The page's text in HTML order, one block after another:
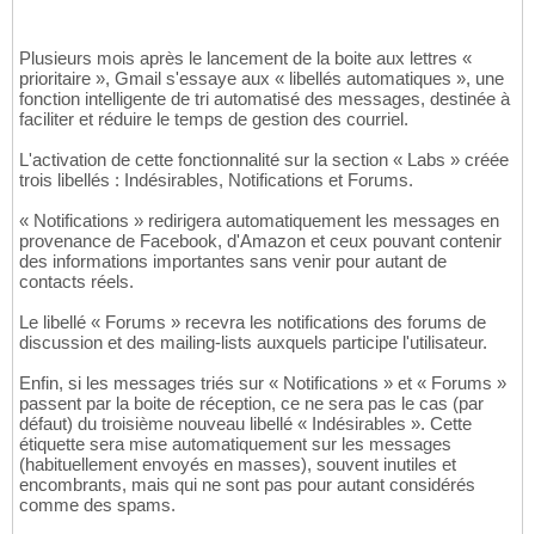
Plusieurs mois après le lancement de la boite aux lettres «
prioritaire », Gmail s'essaye aux « libellés automatiques », une
fonction intelligente de tri automatisé des messages, destinée à
faciliter et réduire le temps de gestion des courriel.
L'activation de cette fonctionnalité sur la section « Labs » créée
trois libellés : Indésirables, Notifications et Forums.
« Notifications » redirigera automatiquement les messages en
provenance de Facebook, d'Amazon et ceux pouvant contenir
des informations importantes sans venir pour autant de
contacts réels.
Le libellé « Forums » recevra les notifications des forums de
discussion et des mailing-lists auxquels participe l'utilisateur.
Enfin, si les messages triés sur « Notifications » et « Forums »
passent par la boite de réception, ce ne sera pas le cas (par
défaut) du troisième nouveau libellé « Indésirables ». Cette
étiquette sera mise automatiquement sur les messages
(habituellement envoyés en masses), souvent inutiles et
encombrants, mais qui ne sont pas pour autant considérés
comme des spams.